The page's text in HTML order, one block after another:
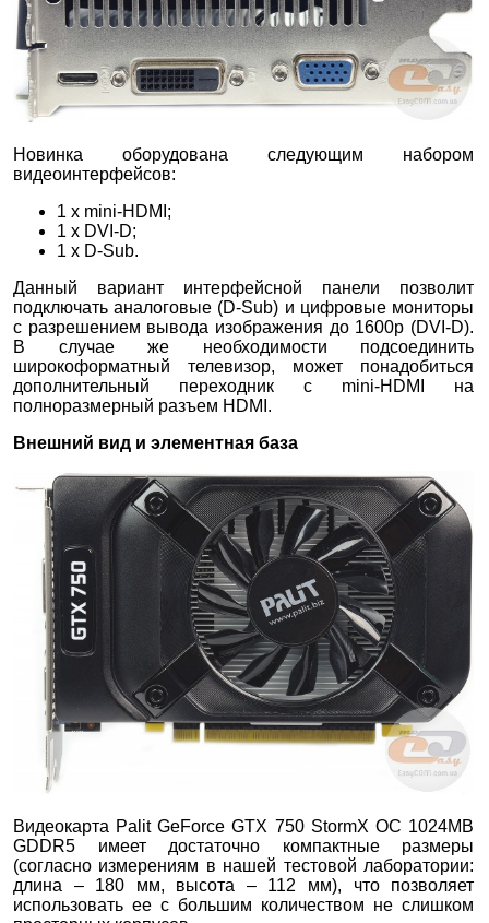
Новинка оборудована следующим набором
видеоинтерфейсов:
1 х mini-HDMI;
1 х DVI-D;
1 х D-Sub.
Данный вариант интерфейсной панели позволит
подключать аналоговые (D-Sub) и цифровые мониторы
с разрешением вывода изображения до 1600р (DVI-D).
В случае же необходимости подсоединить
широкоформатный телевизор, может понадобиться
дополнительный переходник с mini-HDMI на
полноразмерный разъем HDMI.
Внешний вид и элементная база
Видеокарта Palit GeForce GTX 750 StormX OC 1024MB
GDDR5 имеет достаточно компактные размеры
(согласно измерениям в нашей тестовой лаборатории:
длина – 180 мм, высота – 112 мм), что позволяет
использовать ее с большим количеством не слишком